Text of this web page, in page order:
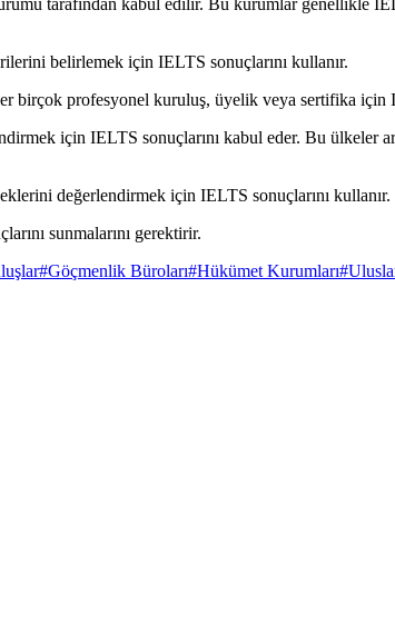
belirlemek için IELTS sonuçlarını kullanır.
birçok profesyonel kuruluş, üyelik veya sertifika için
için IELTS sonuçlarını kabul eder. Bu ülkeler
değerlendirmek için IELTS sonuçlarını kullanır.
sunmalarını gerektirir.
#Göçmenlik Büroları#Hükümet Kurumları#